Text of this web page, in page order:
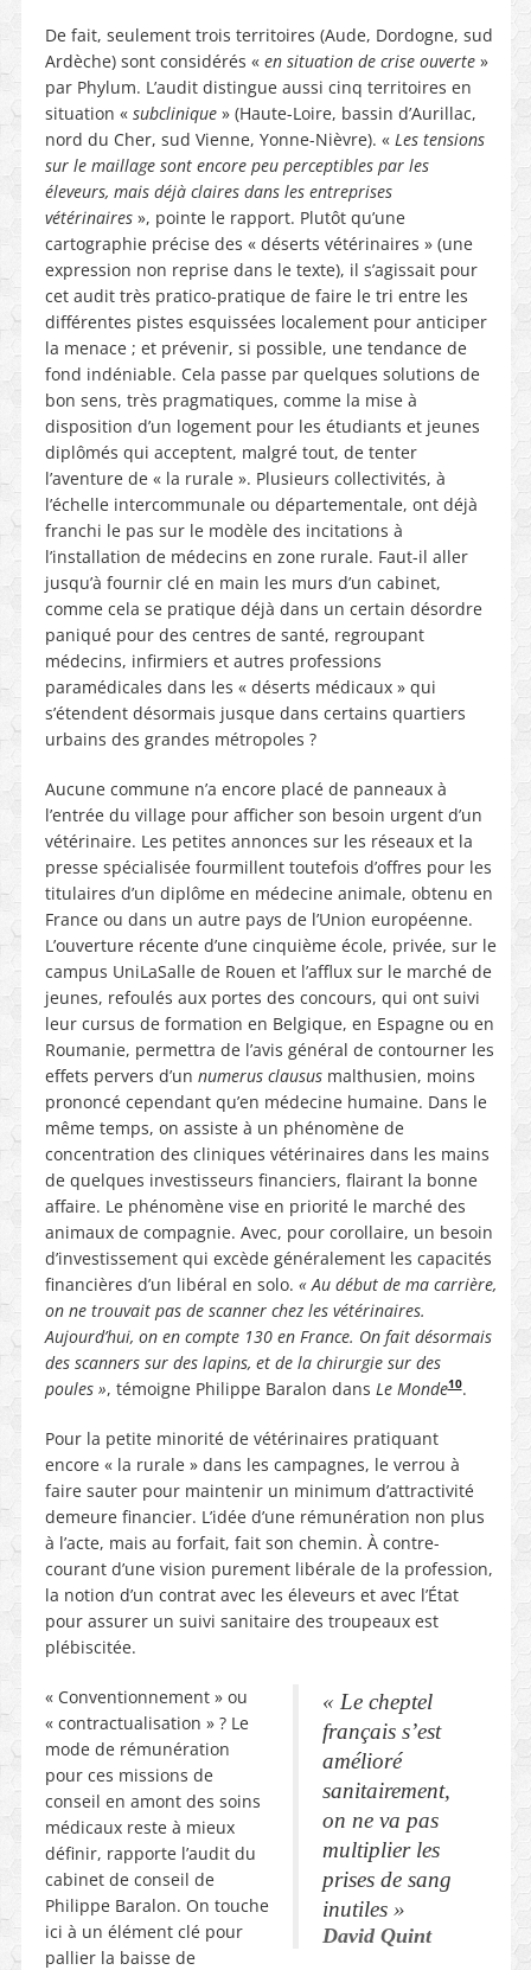
De fait, seulement trois territoires (Aude, Dordogne, sud
Ardèche) sont considérés « en situation de crise ouverte»
par Phylum. L’audit distingue aussi cinq territoires en
situation « subclinique » (Haute-Loire, bassin d’Aurillac,
nord du Cher, sud Vienne, Yonne-Nièvre). « Les tensions
sur le maillage sont encore peu perceptibles par les
éleveurs, mais déjà claires dans les entreprises
vétérinaires », pointe le rapport. Plutôt qu’une
cartographie précise des « déserts vétérinaires » (une
expression non reprise dans le texte), il s’agissait pour
cet audit très pratico-pratique de faire le tri entre les
différentes pistes esquissées localement pour anticiper
la menace ; et prévenir, si possible, une tendance de
fond indéniable. Cela passe par quelques solutions de
bon sens, très pragmatiques, comme la mise à
disposition d’un logement pour les étudiants et jeunes
diplômés qui acceptent, malgré tout, de tenter
l’aventure de « la rurale ». Plusieurs collectivités, à
l’échelle intercommunale ou départementale, ont déjà
franchi le pas sur le modèle des incitations à
l’installation de médecins en zone rurale. Faut-il aller
jusqu’à fournir clé en main les murs d’un cabinet,
comme cela se pratique déjà dans un certain désordre
paniqué pour des centres de santé, regroupant
médecins, infirmiers et autres professions
paramédicales dans les « déserts médicaux » qui
s’étendent désormais jusque dans certains quartiers
urbains des grandes métropoles ?
Aucune commune n’a encore placé de panneaux à
l’entrée du village pour afficher son besoin urgent d’un
vétérinaire. Les petites annonces sur les réseaux et la
presse spécialisée fourmillent toutefois d’offres pour les
titulaires d’un diplôme en médecine animale, obtenu en
France ou dans un autre pays de l’Union européenne.
L’ouverture récente d’une cinquième école, privée, sur le
campus UniLaSalle de Rouen et l’afflux sur le marché de
jeunes, refoulés aux portes des concours, qui ont suivi
leur cursus de formation en Belgique, en Espagne ou en
Roumanie, permettra de l’avis général de contourner les
effets pervers d’un numerus claususmalthusien, moins
prononcé cependant qu’en médecine humaine. Dans le
même temps, on assiste à un phénomène de
concentration des cliniques vétérinaires dans les mains
de quelques investisseurs financiers, flairant la bonne
affaire. Le phénomène vise en priorité le marché des
animaux de compagnie. Avec, pour corollaire, un besoin
d’investissement qui excède généralement les capacités
financières d’un libéral en solo. « Au début de ma carrière,
on ne trouvait pas de scanner chez les vétérinaires.
Aujourd’hui, on en compte 130 en France. On fait désormais
des scanners sur des lapins, et de la chirurgie sur des
poules », témoigne Philippe Baralon dans Le Monde10.
Pour la petite minorité de vétérinaires pratiquant
encore « la rurale » dans les campagnes, le verrou à
faire sauter pour maintenir un minimum d’attractivité
demeure financier. L’idée d’une rémunération non plus
à l’acte, mais au forfait, fait son chemin. À contre-
courant d’une vision purement libérale de la profession,
la notion d’un contrat avec les éleveurs et avec l’État
pour assurer un suivi sanitaire des troupeaux est
plébiscitée.
« Le cheptel
français s’est
amélioré
sanitairement,
on ne va pas
multiplier les
prises de sang
inutiles »
David Quint
« Conventionnement » ou
« contractualisation » ? Le
mode de rémunération
pour ces missions de
conseil en amont des soins
médicaux reste à mieux
définir, rapporte l’audit du
cabinet de conseil de
Philippe Baralon. On touche
ici à un élément clé pour
pallier la baisse de